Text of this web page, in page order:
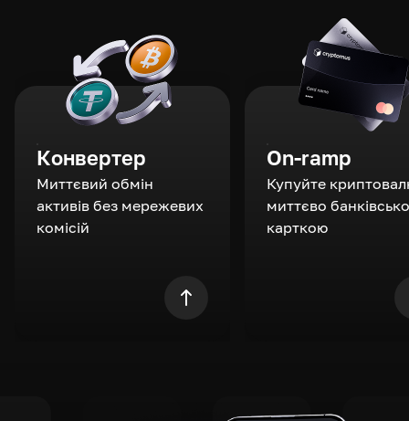
Конвертер
Миттєвий обмін
активів без мережевих
комісій
On-ramp
Купуйте
миттєво
карткою